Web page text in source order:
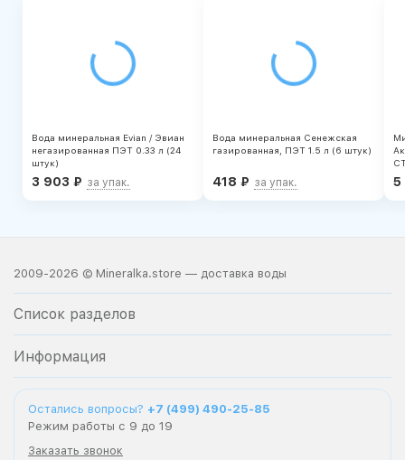
Вода минеральная Evian / Эвиан
негазированная ПЭТ 0.33 л (24
штук)
3 903 ₽ за упак.
Вода минеральная Сенежская
газированная, ПЭТ 1.5 л (6 штук)
418 ₽ за упак. 5
2009-2026 © Mineralka.store — доставка воды
Список разделов
Информация
Остались вопросы? +7 (499) 490-25-85
Режим работы с 9 до 19
Заказать звонок